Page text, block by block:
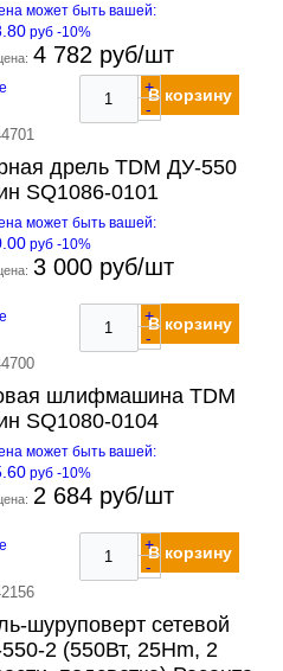
может быть вашей:
руб -10%
4 782 руб/шт
+
-
В корзину
дрель TDM ДУ-550
SQ1086-0101
может быть вашей:
руб -10%
3 000 руб/шт
+
-
В корзину
шлифмашина TDM
SQ1080-0104
может быть вашей:
руб -10%
2 684 руб/шт
+
-
В корзину
шуруповерт сетевой
2 (550Вт, 25Hm, 2